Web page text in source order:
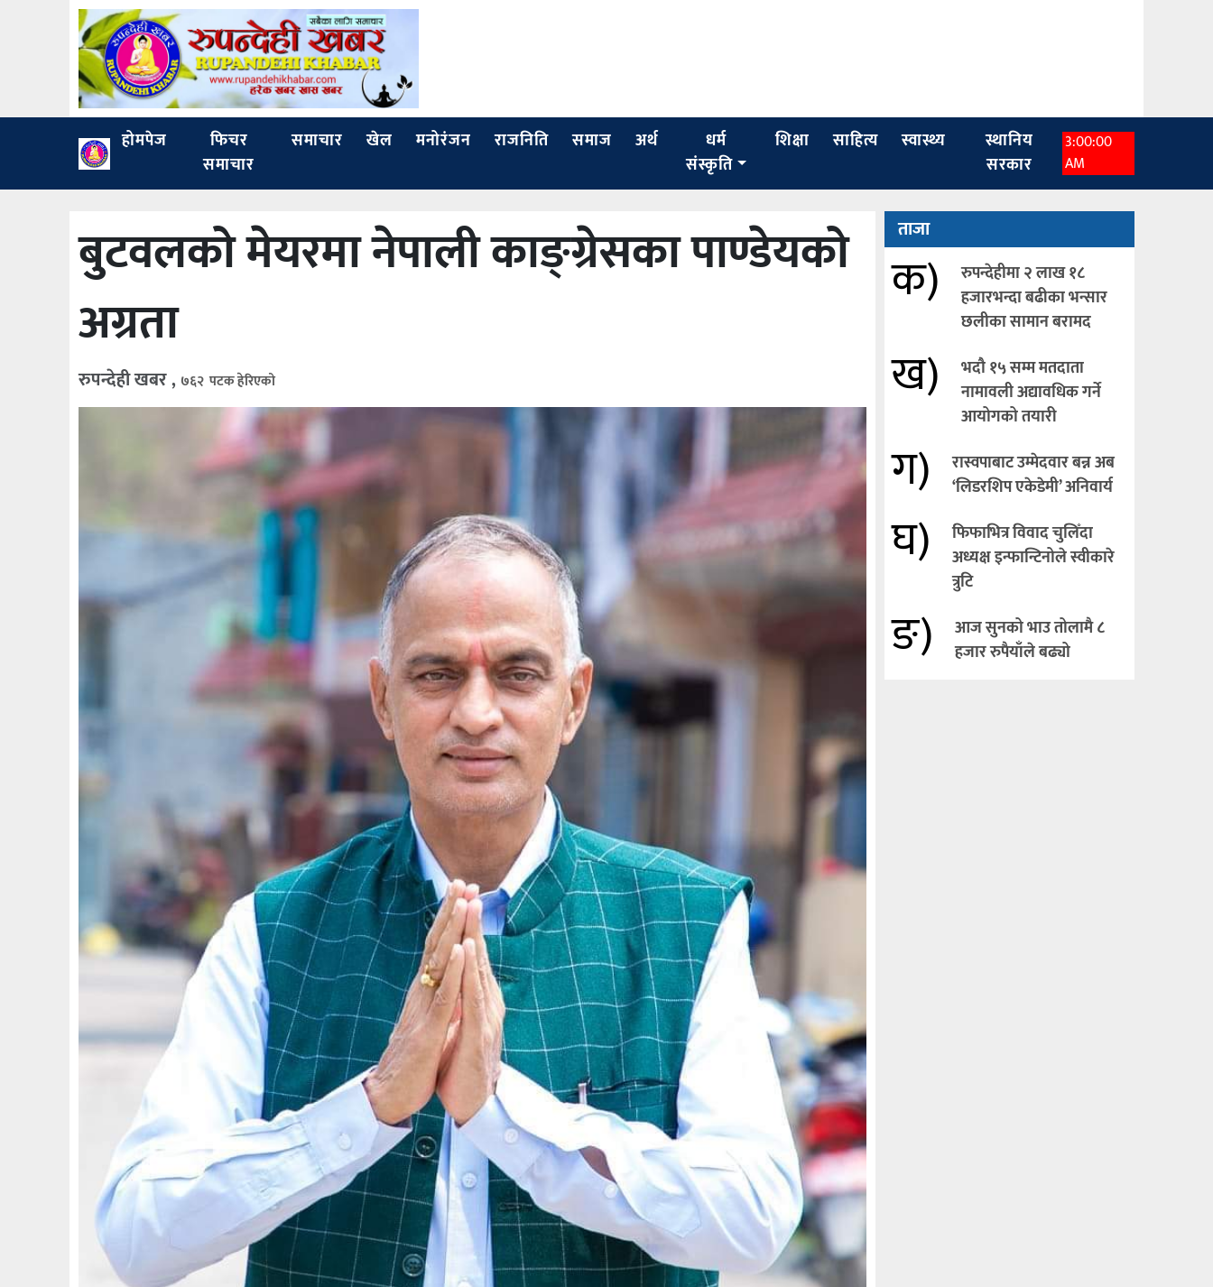
होमपेज
फिचर
समाचार
समाचार खेल मनोरंजन राजनिति समाज अर्थ
धर्म
संस्कृति
शिक्षा साहित्य स्वास्थ्य
स्थानिय
सरकार
3:00:02
AM
बुटवलको मेयरमा नेपाली काङ्ग्रेसका पाण्डेयको
अग्रता
रुपन्देही खबर , ७६२ पटक हेरिएको
ताजा
क)
रुपन्देहीमा २ लाख १८
हजारभन्दा बढीका भन्सार
छलीका सामान बरामद
ख)
भदौ १५ सम्म मतदाता
नामावली अद्यावधिक गर्ने
आयोगको तयारी
ग)
रास्वपाबाट उम्मेदवार बन्न अब
‘लिडरशिप एकेडेमी’ अनिवार्य
घ)
फिफाभित्र विवाद चुलिँदा
अध्यक्ष इन्फान्टिनोले स्वीकारे
त्रुटि
ङ)
आज सुनको भाउ तोलामै ८
हजार रुपैयाँले बढ्यो